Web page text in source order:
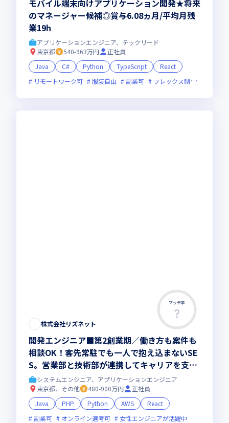
モバイル端末向けアプリケーション開発★将来
のマネージャー候補◎賞与6.08ヵ月/平均月残
業19h
アプリケーションエンジニア、テックリード
東京都
540-963万円
正社員
Java
C# Python TypeScript
React
リモートワーク可
服装自由 副業可 フレックス制度あり
マッチ率
株式会社リズネット
開発エンジニア■第2創業期／働き方も案件も
相談OK！客先常駐でも一人で抱え込まないSE
S。営業部と技術部が連携してキャリアを支
え、希望に合う案件で上流工程へも挑戦。202
8年売上10億円を目指す会社づくりにも関われ
る開発エンジニア
システムエンジニア、アプリケーションエンジニア
東京都、その他
480-900万円
正社員
Java
PHP Python AWS
React
副業可
オンライン選考可 女性エンジニアが活躍中